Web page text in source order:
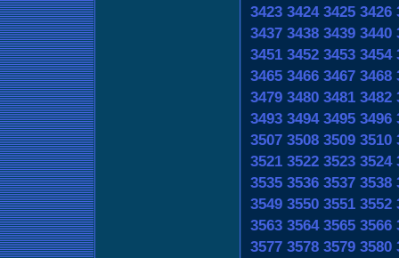
3423 3424 3425 3426
3437 3438 3439 3440
3451 3452 3453 3454
3465 3466 3467 3468
3479 3480 3481 3482
3493 3494 3495 3496
3507 3508 3509 3510
3521 3522 3523 3524
3535 3536 3537 3538
3549 3550 3551 3552
3563 3564 3565 3566
3577 3578 3579 3580